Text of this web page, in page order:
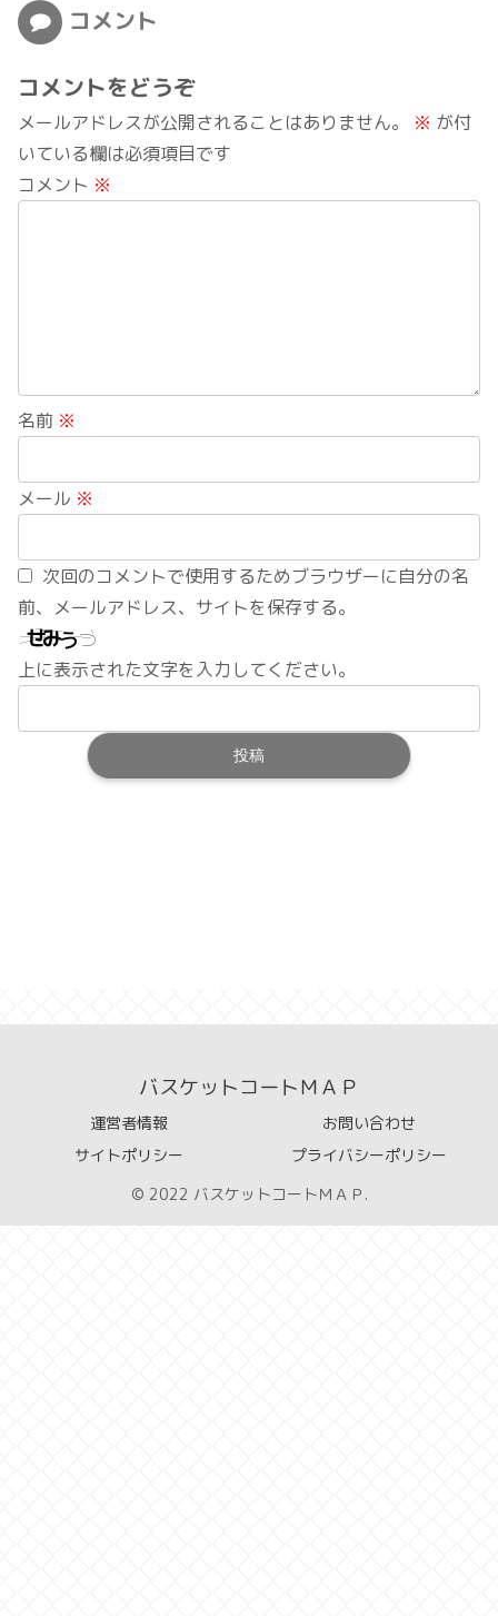
コメント
コメントをどうぞ
メールアドレスが公開されることはありません。 ※ が付
いている欄は必須項目です
コメント ※
名前 ※
メール ※
次回のコメントで使用するためブラウザーに自分の名
前、メールアドレス、サイトを保存する。
上に表示された文字を入力してください。
バスケットコートＭＡＰ
運営者情報
お問い合わせ
サイトポリシー
プライバシーポリシー
© 2022 バスケットコートＭＡＰ.